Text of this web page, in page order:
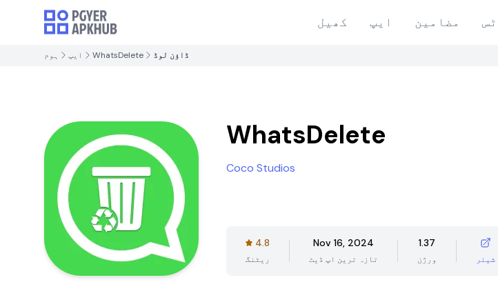
کھیل ایپ مضامین
ہوم ایپ WhatsDelete ڈاؤن لوڈ
WhatsDelete
Coco Studios
4.8
ریٹنگ
Nov 16, 2024
تازہ ترین اپ ڈیٹ
1.37
ورژن شیئر